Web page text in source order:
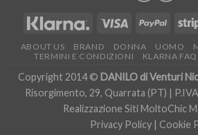
ABOUT US BRAND DONNA UOMO
TERMINI E CONDIZIONI
KLARNA FAQ
Copyright 2014 © DANILO di Venturi
Risorgimento, 29, Quarrata (PT) |
Realizzazione Siti MoltoChic
Privacy Policy
Cookie